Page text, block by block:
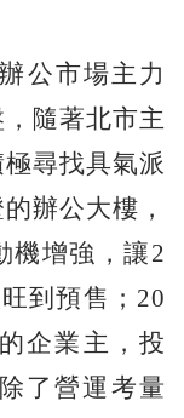
公市場主力
隨著北市主
尋找具氣派
辦公大樓，
機增強，讓2
到預售；20
企業主，投
了營運考量